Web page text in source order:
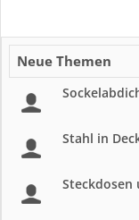
Neue Themen
Stahl in
Steckdosen